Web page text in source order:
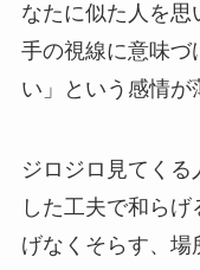
なたに似た人を思
手の視線に意味づ
い」という感情が
ジロジロ見てくる
した工夫で和ら
げなくそらす、場